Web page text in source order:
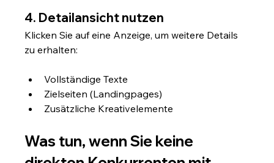
4. Detailansicht nutzen
Klicken Sie auf eine Anzeige, um weitere Details
zu erhalten:
Vollständige Texte
Zielseiten (Landingpages)
Zusätzliche Kreativelemente
Was tun, wenn Sie keine